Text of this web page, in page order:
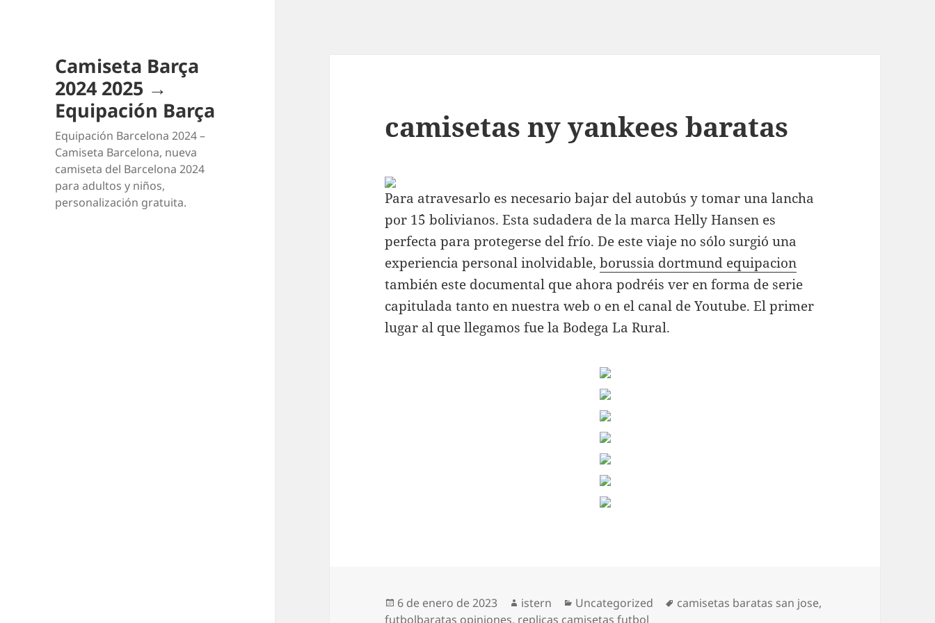
Camiseta Barça
2024 2025 →
Equipación Barça
Equipación Barcelona 2024 –
Camiseta Barcelona, nueva
camiseta del Barcelona 2024
para adultos y niños,
personalización gratuita.
camisetas ny yankees baratas
Para atravesarlo es necesario bajar del autobús y tomar una lancha
por 1´5 bolivianos. Esta sudadera de la marca Helly Hansen es
perfecta para protegerse del frío. De este viaje no sólo surgió una
experiencia personal inolvidable,borussia dortmund equipacion
también este documental que ahora podréis ver en forma de serie
capitulada tanto en nuestra web o en el canal de Youtube. El primer
lugar al que llegamos fue la Bodega La Rural.
Publicado
el
6 de enero de 2023 Autor
istern Categorías
Uncategorized Etiquetas
camisetas baratas san jose,
futbolbaratas opiniones, replicas camisetas futbol